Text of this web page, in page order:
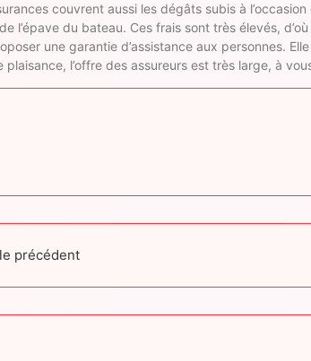
couvrent aussi les dégâts subis à
de l’épave du bateau. Ces frais sont très élevés,
une garantie d’assistance aux personnes.
plaisance, l’offre des assureurs est très large, à
précédent